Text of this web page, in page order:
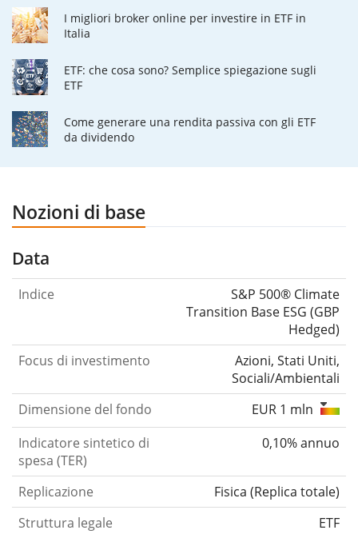
I migliori broker online per investire in ETF in
Italia
ETF: che cosa sono? Semplice spiegazione sugli
ETF
Come generare una rendita passiva con gli ETF
da dividendo
Nozioni di base
Data
Indice
S&P 500® Climate
Transition Base ESG (GBP
Hedged)
Focus di investimento
Azioni, Stati Uniti,
Sociali/Ambientali
Dimensione del fondo
EUR 1 mln
Indicatore sintetico di
spesa (TER)
0,10% annuo
Replicazione Fisica (Replica totale)
Struttura legale
ETF